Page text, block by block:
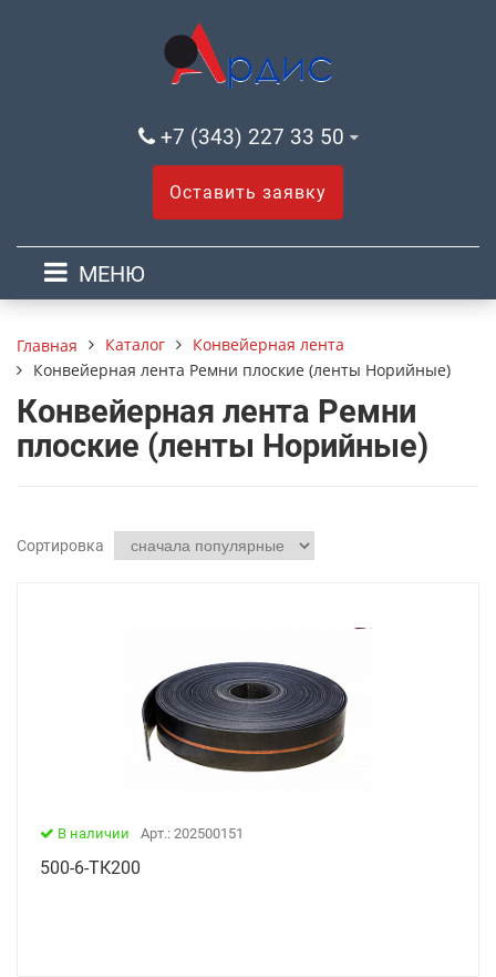
+7 (343) 227 33 50
Оставить заявку
МЕНЮ
Главная Каталог
Конвейерная лента
Конвейерная лента Ремни плоские (ленты Норийные)
Конвейерная лента Ремни
плоские (ленты Норийные)
Сортировка
В наличии Арт.: 202500151
500-6-ТК200